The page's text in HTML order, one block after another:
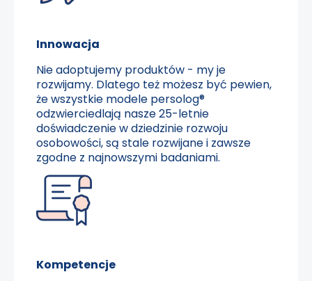
Innowacja
Nie adoptujemy produktów - my je
rozwijamy. Dlatego też możesz być pewien,
że wszystkie modele persolog®
odzwierciedlają nasze 25-letnie
doświadczenie w dziedzinie rozwoju
osobowości, są stale rozwijane i zawsze
zgodne z najnowszymi badaniami.
Kompetencje